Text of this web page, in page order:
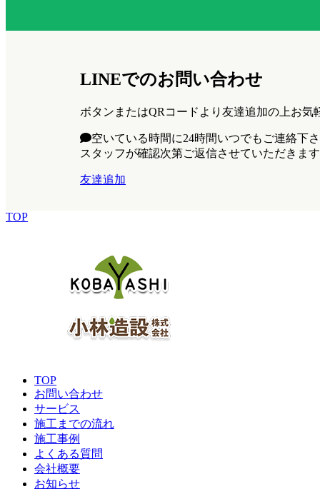
LINEでのお問い合わせ
ボタンまたはQRコードより友達追加の上お気
空いている時間に24時間いつでもご連絡下
スタッフが確認次第ご返信させていただきま
友達追加
TOP
TOP
お問い合わせ
サービス
施工までの流れ
施工事例
よくある質問
会社概要
お知らせ